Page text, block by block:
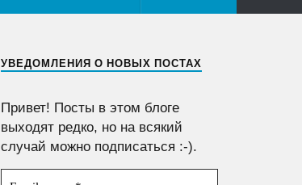
УВЕДОМЛЕНИЯ О НОВЫХ ПОСТАХ
Привет! Посты в этом блоге
выходят редко, но на всякий
случай можно подписаться :-).